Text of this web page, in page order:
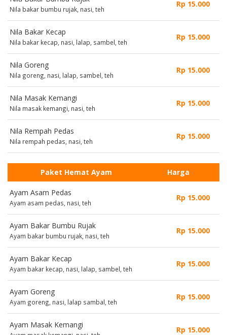
Nila bakar bumbu rujak, nasi, teh
Rp 15.000
Nila Bakar Kecap
Nila bakar kecap, nasi, lalap, sambel, teh
Rp 15.000
Nila Goreng
Nila goreng, nasi, lalap, sambel, teh
Rp 15.000
Nila Masak Kemangi
Nila masak kemangi, nasi, teh
Rp 15.000
Nila Rempah Pedas
Nila rempah pedas, nasi, teh
Rp 15.000
Paket Hemat Ayam Harga
Ayam Asam Pedas
Ayam asam pedas, nasi, teh
Rp 15.000
Ayam Bakar Bumbu Rujak
Ayam bakar bumbu rujak, nasi, teh
Rp 15.000
Ayam Bakar Kecap
Ayam bakar kecap, nasi, lalap, sambel, teh
Rp 15.000
Ayam Goreng
Ayam goreng, nasi, lalap sambal, teh
Rp 15.000
Ayam Masak Kemangi
Rp 15.000